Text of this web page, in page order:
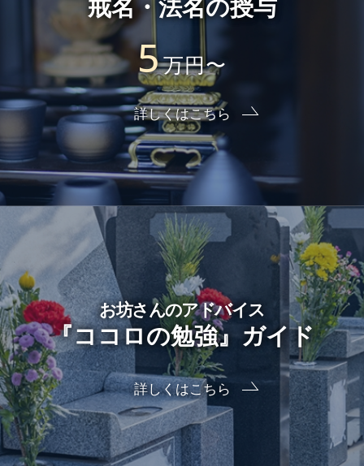
戒名・法名の授与
5万円〜
詳しくはこちら
お坊さんのアドバイス
『ココロの勉強』ガイド
詳しくはこちら